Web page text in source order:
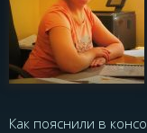
Как пояснили в